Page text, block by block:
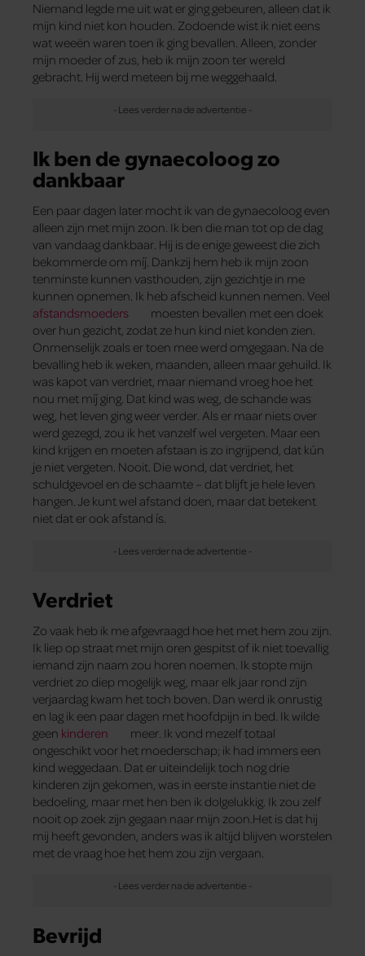
Niemand legde me uit wat er ging gebeuren, alleen dat ik
mijn kind niet kon houden. Zodoende wist ik niet eens
wat weeën waren toen ik ging bevallen. Alleen, zonder
mijn moeder of zus, heb ik mijn zoon ter wereld
gebracht. Hij werd meteen bij me weggehaald.
Ik ben de gynaecoloog zo
dankbaar
Een paar dagen later mocht ik van de gynaecoloog even
alleen zijn met mijn zoon. Ik ben die man tot op de dag
van vandaag dankbaar. Hij is de enige geweest die zich
bekommerde om míj. Dankzij hem heb ik mijn zoon
tenminste kunnen vasthouden, zijn gezichtje in me
kunnen opnemen. Ik heb afscheid kunnen nemen. Veel
afstandsmoeders
moesten bevallen met een doek
over hun gezicht, zodat ze hun kind niet konden zien.
Onmenselijk zoals er toen mee werd omgegaan. Na de
bevalling heb ik weken, maanden, alleen maar gehuild. Ik
was kapot van verdriet, maar niemand vroeg hoe het
nou met míj ging. Dat kind was weg, de schande was
weg, het leven ging weer verder. Als er maar niets over
werd gezegd, zou ik het vanzelf wel vergeten. Maar een
kind krijgen en moeten afstaan is zo ingrijpend, dat kún
je niet vergeten. Nooit. Die wond, dat verdriet, het
schuldgevoel en de schaamte – dat blijft je hele leven
hangen. Je kunt wel afstand doen, maar dat betekent
niet dat er ook afstand ís.
Verdriet
Zo vaak heb ik me afgevraagd hoe het met hem zou zijn.
Ik liep op straat met mijn oren gespitst of ik niet toevallig
iemand zijn naam zou horen noemen. Ik stopte mijn
verdriet zo diep mogelijk weg, maar elk jaar rond zijn
verjaardag kwam het toch boven. Dan werd ik onrustig
en lag ik een paar dagen met hoofdpijn in bed. Ik wilde
geen kinderen
meer. Ik vond mezelf totaal
ongeschikt voor het moederschap; ik had immers een
kind weggedaan. Dat er uiteindelijk toch nog drie
kinderen zijn gekomen, was in eerste instantie niet de
bedoeling, maar met hen ben ik dolgelukkig. Ik zou zelf
nooit op zoek zijn gegaan naar mijn zoon.Het is dat hij
mij heeft gevonden, anders was ik altijd blijven worstelen
met de vraag hoe het hem zou zijn vergaan.
Bevrijd